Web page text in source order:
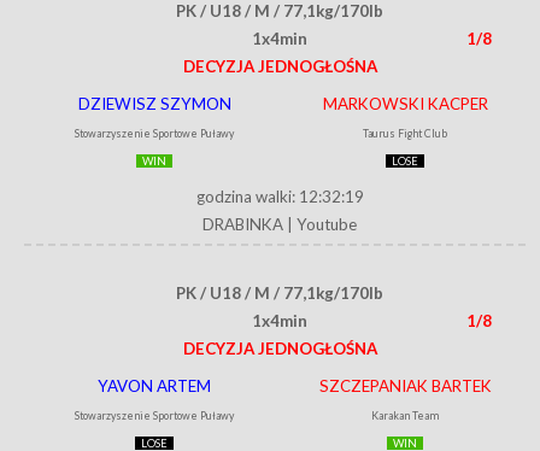
PK / U18 / M / 77,1kg/170lb
1x4min
1/8
DECYZJA JEDNOGŁOŚNA
DZIEWISZ SZYMON
Stowarzyszenie Sportowe Puławy
WIN
MARKOWSKI KACPER
Taurus Fight Club
LOSE
godzina walki: 12:32:19
DRABINKA
Youtube
PK / U18 / M / 77,1kg/170lb
1x4min
1/8
DECYZJA JEDNOGŁOŚNA
YAVON ARTEM
Stowarzyszenie Sportowe Puławy
LOSE
SZCZEPANIAK BARTEK
Karakan Team
WIN